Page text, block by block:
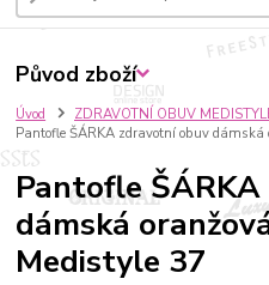
Úvod ZDRAVOTNÍ OBUV
Pantofle ŠÁRKA zdravotní obuv
Pantofle
dámská
Medistyle 37
Původ zboží